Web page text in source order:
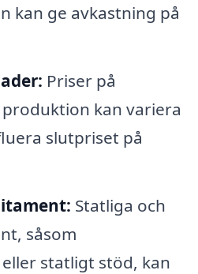
kan ge avkastning på
Priser på
kan variera
slutpriset på
Statliga och
såsom
statligt stöd, kan